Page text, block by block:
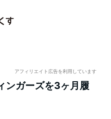
アフィリエイト広告を利用しています
ンガーズを3ヶ月履